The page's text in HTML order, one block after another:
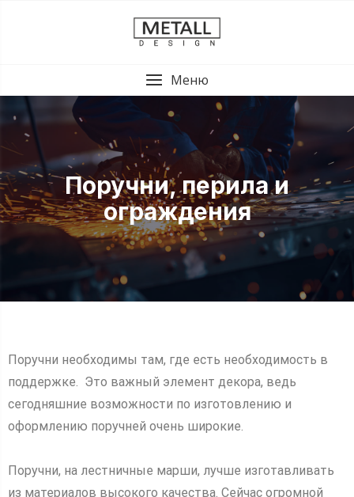
Меню
Поручни, перила и
ограждения
Поручни необходимы там, где есть необходимость в
поддержке. Это важный элемент декора, ведь
сегодняшние возможности по изготовлению и
оформлению поручней очень широкие.
Поручни, на лестничные марши, лучше изготавливать
из материалов высокого качества. Сейчас огромной